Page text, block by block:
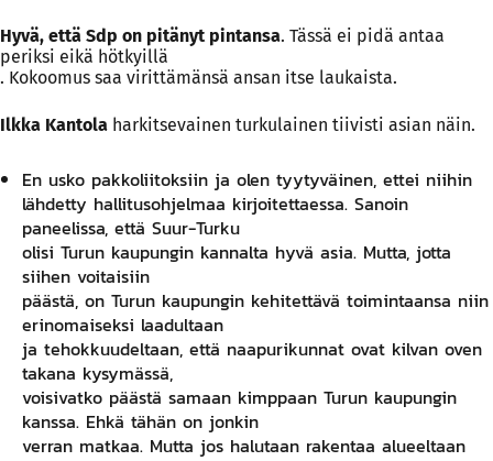
Hyvä, että Sdp on pitänyt pintansa. Tässä ei pidä antaa
periksi eikä hötkyillä
. Kokoomus saa virittämänsä ansan itse laukaista.
Ilkka Kantola harkitsevainen turkulainen tiivisti asian näin.
En usko pakkoliitoksiin ja olen tyytyväinen, ettei niihin
lähdetty hallitusohjelmaa kirjoitettaessa. Sanoin
paneelissa, että Suur-Turku
olisi Turun kaupungin kannalta hyvä asia. Mutta, jotta
siihen voitaisiin
päästä, on Turun kaupungin kehitettävä toimintaansa niin
erinomaiseksi laadultaan
ja tehokkuudeltaan, että naapurikunnat ovat kilvan oven
takana kysymässä,
voisivatko päästä samaan kimppaan Turun kaupungin
kanssa. Ehkä tähän on jonkin
verran matkaa. Mutta jos halutaan rakentaa alueeltaan